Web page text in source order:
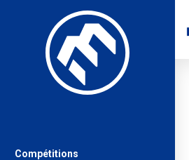
Compétitions